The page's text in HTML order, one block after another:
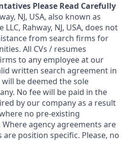
Please Read Carefully
NJ, USA, also known as
Rahway, NJ, USA, does not
from search firms for
All CVs / resumes
to any employee at our
written search agreement in
be deemed the sole
No fee will be paid in the
by our company as a result
no pre-existing
agency agreements are
position specific. Please, no